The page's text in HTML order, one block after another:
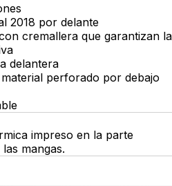
2018 por delante
cremallera que garantizan la
delantera
perforado por debajo
impreso en la parte
mangas.